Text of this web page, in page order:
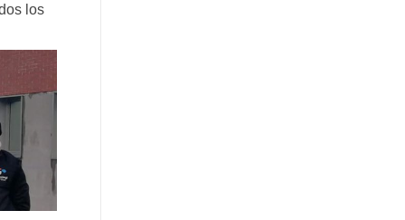
los